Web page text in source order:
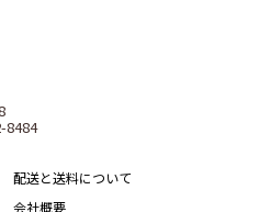
8484
配送と送料について
会社概要